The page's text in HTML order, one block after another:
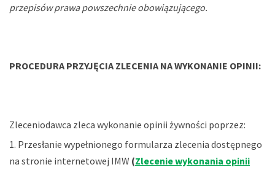
przepisów prawa powszechnie obowiązującego.
PROCEDURA PRZYJĘCIA ZLECENIA NA WYKONANIE OPINII:
Zleceniodawca zleca wykonanie opinii żywności poprzez:
Przesłanie wypełnionego formularza zlecenia dostępnego
na stronie internetowej IMW (Zlecenie wykonania opinii